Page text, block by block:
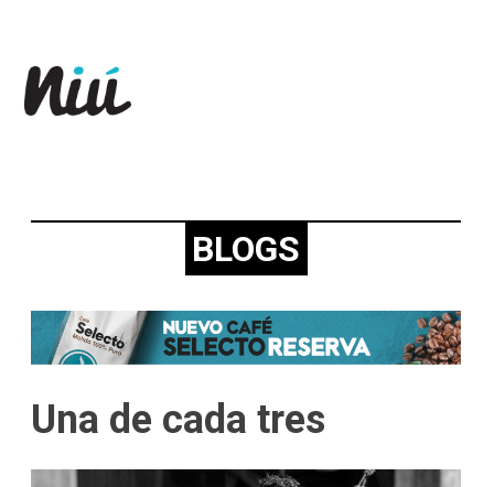
BLOGS
Una de cada tres